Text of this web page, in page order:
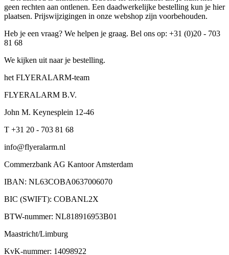
geen rechten aan ontlenen. Een daadwerkelijke bestelling kun je hier
plaatsen. Prijswijzigingen in onze webshop zijn voorbehouden.
Heb je een vraag? We helpen je graag. Bel ons op: +31 (0)20 - 703
81 68
We kijken uit naar je bestelling.
het FLYERALARM-team
FLYERALARM B.V.
John M. Keynesplein 12-46
T +31 20 - 703 81 68
info@flyeralarm.nl
Commerzbank AG Kantoor Amsterdam
IBAN: NL63COBA0637006070
BIC (SWIFT): COBANL2X
BTW-nummer: NL818916953B01
Maastricht/Limburg
KvK-nummer: 14098922